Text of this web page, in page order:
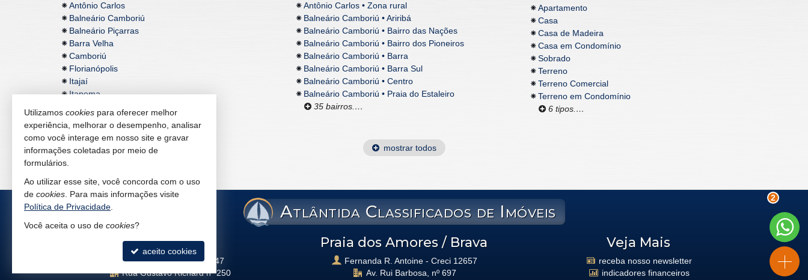
Antônio Carlos
Balneário Camboriú
Balneário Piçarras
Barra Velha
Camboriú
Florianópolis
Itajaí
Itapema
Antônio Carlos • Zona rural
Balneário Camboriú • Ariribá
Balneário Camboriú • Bairro das Nações
Balneário Camboriú • Bairro dos Pioneiros
Balneário Camboriú • Barra
Balneário Camboriú • Barra Sul
Balneário Camboriú • Centro
Balneário Camboriú • Praia do Estaleiro
35 bairros.…
Apartamento
Casa
Casa de Madeira
Casa em Condomínio
Sobrado
Terreno
Terreno Comercial
Terreno em Condomínio
6 tipos.…
mostrar todos
Atlântida Classificados de Imóveis
Camboriú
L.C. Antoine - Creci 8747
Rua Gustavo Richard nº 250
Praia dos Amores / Brava
Fernanda R. Antoine - Creci 12657
Av. Rui Barbosa, nº 697
Veja Mais
receba nosso newsletter
indicadores financeiros
2
Utilizamos cookies para oferecer melhor
experiência, melhorar o desempenho, analisar
como você interage em nosso site e gravar
informações coletadas por meio de
formulários.
Ao utilizar esse site, você concorda com o uso
de cookies . Para mais informações visite
Política de Privacidade
Você aceita o uso de cookies?
aceito cookies